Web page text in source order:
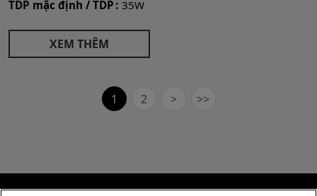
TDP mặc định / TDP 35W
XEM THÊM
1 2 > >>